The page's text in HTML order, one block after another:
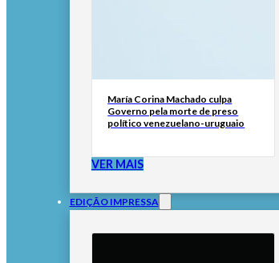
María Corina Machado culpa
Governo pela morte de preso
político venezuelano-uruguaio
VER MAIS
EDIÇÃO IMPRESSA